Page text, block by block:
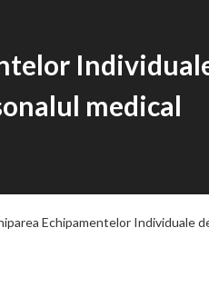
medical
Echipamentelor Individuale